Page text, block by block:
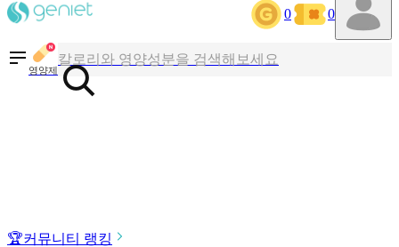
0 0
영양제
칼로리와 영양성분을 검색해보세요
혈당 · 다이어트 음식 검색해보세요
🏆커뮤니티 랭킹